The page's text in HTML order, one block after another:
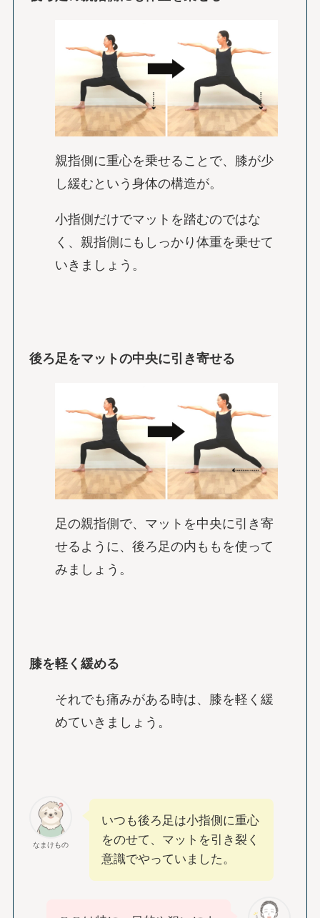
親指側に重心を乗せることで、膝が少
し緩むという身体の構造が。
小指側だけでマットを踏むのではな
く、親指側にもしっかり体重を乗せて
いきましょう。
後ろ足をマットの中央に引き寄せる
足の親指側で、マットを中央に引き寄
せるように、後ろ足の内ももを使って
みましょう。
膝を軽く緩める
それでも痛みがある時は、膝を軽く緩
めていきましょう。
なまけもの
いつも後ろ足は小指側に重心
をのせて、マットを引き裂く
意識でやっていました。